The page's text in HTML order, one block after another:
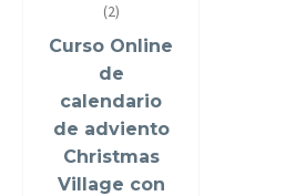
Valorado en
(2)
Curso Online
de
calendario
de adviento
Christmas
Village con